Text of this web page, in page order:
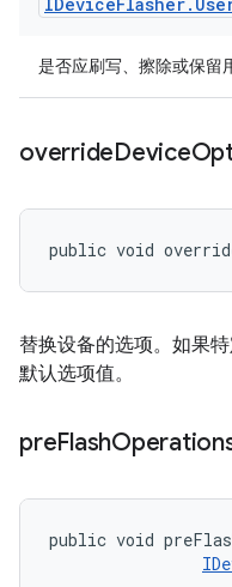
是否应刷写、擦除或保留
overrideDevice
public void
替换设备的选项。如果
默认选项值。
preFlash
public void